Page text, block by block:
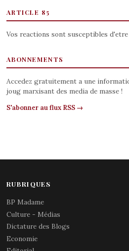
ARTICLE 85
Vos reactions sont susceptibles d'etre
ABONNEMENTS
Accedez gratuitement a une
joug marxisant des media de masse !
S'abonner au flux RSS →
RUBRIQUES
BP Madame
Culture - Médias
Dictature des Blogs
Economie